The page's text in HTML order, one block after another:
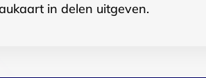
in delen uitgeven.